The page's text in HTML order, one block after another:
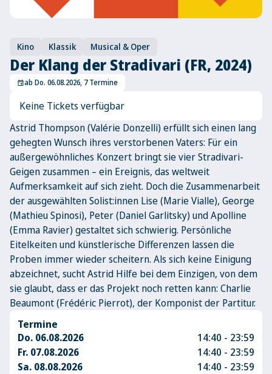
Kino Klassik Musical & Oper
Der Klang der Stradivari (FR, 2024)
eventab Do. 06.08.2026, 7 Termine
Keine Tickets verfügbar
Astrid Thompson (Valérie Donzelli) erfüllt sich einen lang
gehegten Wunsch ihres verstorbenen Vaters: Für ein
außergewöhnliches Konzert bringt sie vier Stradivari-
Geigen zusammen – ein Ereignis, das weltweit
Aufmerksamkeit auf sich zieht. Doch die Zusammenarbeit
der ausgewählten Solist:innen Lise (Marie Vialle), George
(Mathieu Spinosi), Peter (Daniel Garlitsky) und Apolline
(Emma Ravier) gestaltet sich schwierig. Persönliche
Eitelkeiten und künstlerische Differenzen lassen die
Proben immer wieder scheitern. Als sich keine Einigung
abzeichnet, sucht Astrid Hilfe bei dem Einzigen, von dem
sie glaubt, dass er das Projekt noch retten kann: Charlie
Beaumont (Frédéric Pierrot), der Komponist der Partitur.
Termine
Do. 06.08.2026
14:40 - 23:59
Fr. 07.08.2026
14:40 - 23:59
Sa. 08.08.2026
14:40 - 23:59